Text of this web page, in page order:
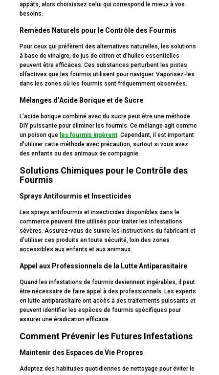
appâts, alors choisissez celui qui correspond le mieux à vos
besoins.
Remèdes Naturels pour le Contrôle des Fourmis
Pour ceux qui préfèrent des alternatives naturelles, les solutions
à base de vinaigre, de jus de citron et d’huiles essentielles
peuvent être efficaces. Ces substances perturbent les pistes
olfactives que les fourmis utilisent pour naviguer. Vaporisez-les
dans les zones où les fourmis sont fréquemment observées.
Mélanges d’Acide Borique et de Sucre
L’acide borique combiné avec du sucre peut être une méthode
DIY puissante pour éliminer les fourmis. Ce mélange agit comme
un poison que les fourmis ingèrent. Cependant, il est important
d’utiliser cette méthode avec précaution, surtout si vous avez
des enfants ou des animaux de compagnie.
Solutions Chimiques pour le Contrôle des
Fourmis
Sprays Antifourmis et Insecticides
Les sprays antifourmis et insecticides disponibles dans le
commerce peuvent être utilisés pour traiter les infestations
sévères. Assurez-vous de suivre les instructions du fabricant et
d’utiliser ces produits en toute sécurité, loin des zones
accessibles aux enfants et aux animaux.
Appel aux Professionnels de la Lutte Antiparasitaire
Quand les infestations de fourmis deviennent ingérables, il peut
être nécessaire de faire appel à des professionnels. Les experts
en lutte antiparasitaire ont accès à des traitements puissants et
peuvent identifier les espèces de fourmis spécifiques pour
assurer une éradication efficace.
Comment Prévenir les Futures Infestations
Maintenir des Espaces de Vie Propres
Adoptez des habitudes quotidiennes de nettoyage pour éviter le